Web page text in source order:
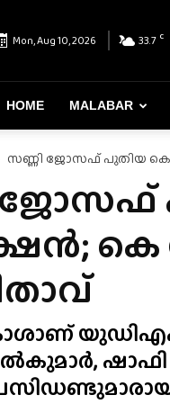
Mon, Aug 10, 2026 33.7 C
HOME MALABAR
സണ്ണി ജോസഫ് പുതിയ
ജോസഫ്
ഷാഫി